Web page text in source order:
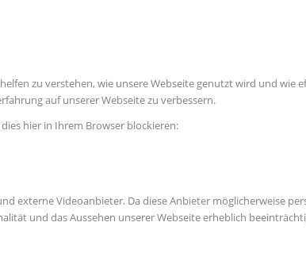
zu verstehen, wie unsere Webseite genutzt wird und
auf unserer Webseite zu verbessern.
hier in Ihrem Browser blockieren:
externe Videoanbieter. Da diese Anbieter möglicherweise
und das Aussehen unserer Webseite erheblich